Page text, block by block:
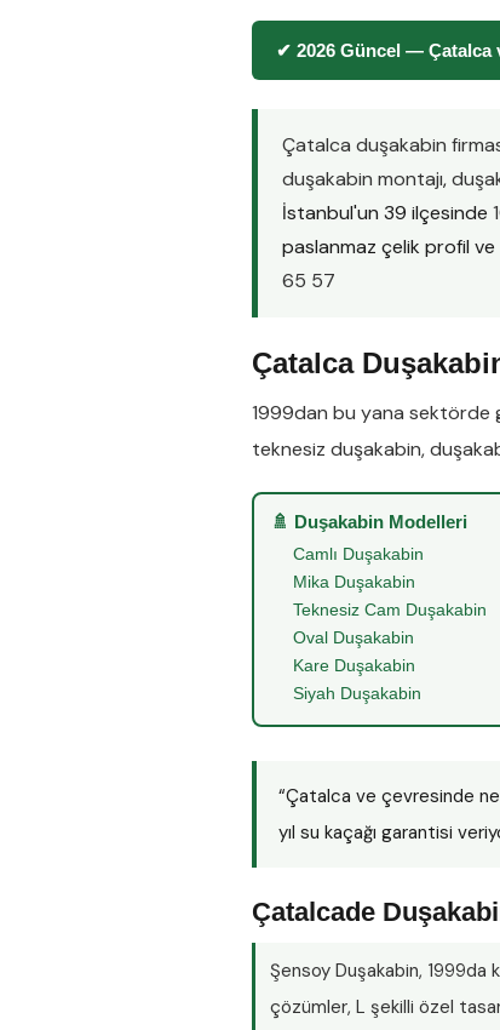
✔ 2026 Güncel — Çatalca
Çatalca duşakabin
duşakabin montajı,
İstanbul'un 39 ilçesinde
paslanmaz çelik profil ve
65 57
Çatalca
1999dan bu yana sektörde
teknesiz duşakabin,
🚿 Duşakabin Modelleri
Camlı Duşakabin
Mika Duşakabin
Teknesiz Cam Duşakabin
Oval Duşakabin
Kare Duşakabin
Siyah Duşakabin
“Çatalca ve çevresinde
yıl su kaçağı garantisi
Çatalcade
Şensoy Duşakabin, 1999da
çözümler, L şekilli özel